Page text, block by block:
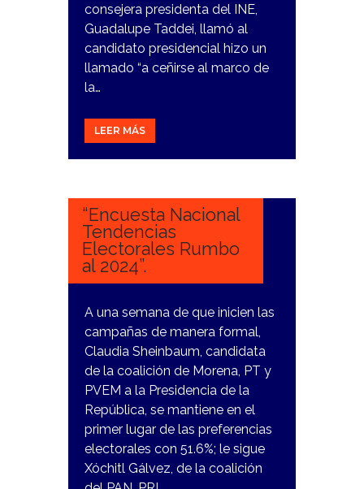
consejera presidenta del INE,
Guadalupe Taddei, llamó al
candidato presidencial hizo un
llamado “a ceñirse al marco de
la…
LEER MÁS
23
“Encuesta Nacional
Tendencias
Electorales Rumbo
al 2024”.
A una semana de que inicien las
campañas de manera formal,
Claudia Sheinbaum, candidata
de la coalición de Morena, PT y
PVEM a la Presidencia de la
República, se mantiene en el
primer lugar de las preferencias
electorales con 51.6%; le sigue
Xóchitl Gálvez, de la coalición